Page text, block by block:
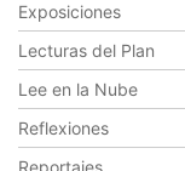
Exposiciones
Lecturas del Plan
Lee en la Nube
Reflexiones
Reportajes